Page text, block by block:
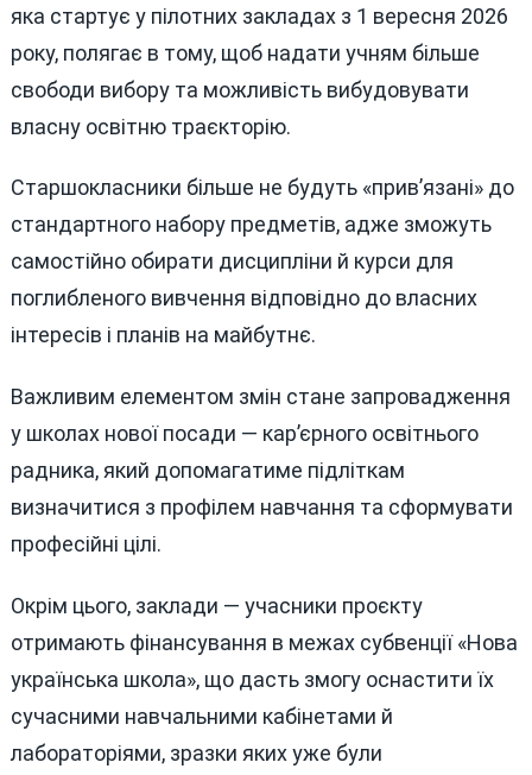
яка стартує у пілотних закладах з 1 вересня 2026
року, полягає в тому, щоб надати учням більше
свободи вибору та можливість вибудовувати
власну освітню траєкторію.
Старшокласники більше не будуть «прив’язані» до
стандартного набору предметів, адже зможуть
самостійно обирати дисципліни й курси для
поглибленого вивчення відповідно до власних
інтересів і планів на майбутнє.
Важливим елементом змін стане запровадження
у школах нової посади — кар’єрного освітнього
радника, який допомагатиме підліткам
визначитися з профілем навчання та сформувати
професійні цілі.
Окрім цього, заклади — учасники проєкту
отримають фінансування в межах субвенції «Нова
українська школа», що дасть змогу оснастити їх
сучасними навчальними кабінетами й
лабораторіями, зразки яких уже були